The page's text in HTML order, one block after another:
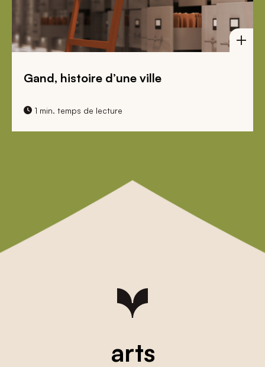
Gand, histoire d’une ville
1 min. temps de lecture
arts